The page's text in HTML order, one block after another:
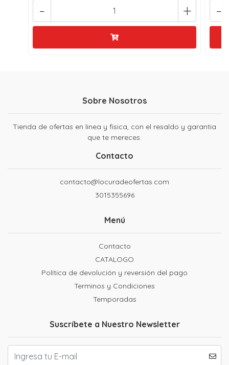
+
- -
Sobre Nosotros
Tienda de ofertas en linea y fisica, con el resaldo y garantia
que te mereces.
Contacto
contacto@locuradeofertas.com
3015355696
Menú
Contacto
CATALOGO
Política de devolución y reversión del pago
Terminos y Condiciones
Temporadas
Suscríbete a Nuestro Newsletter